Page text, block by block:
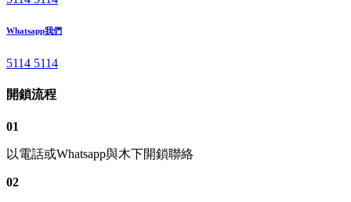
Whatsapp我們
5114 5114
開鎖流程
01
以電話或Whatsapp與木下開鎖聯絡
02